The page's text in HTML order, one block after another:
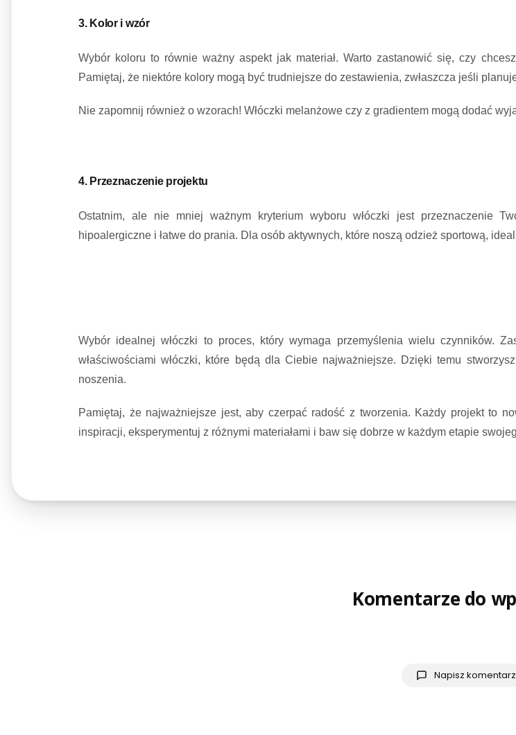
3. Kolor i wzór
Wybór koloru to równie ważny aspekt jak materiał. Warto zastanowić się, czy
Pamiętaj, że niektóre kolory mogą być trudniejsze do zestawienia, zwłaszcza jeśli
Nie zapomnij również o wzorach! Włóczki melanżowe czy z gradientem mogą dodać
4. Przeznaczenie projektu
Ostatnim, ale nie mniej ważnym kryterium wyboru włóczki jest przeznaczenie
hipoalergiczne i łatwe do prania. Dla osób aktywnych, które noszą odzież sportową,
Wybór idealnej włóczki to proces, który wymaga przemyślenia wielu czynników.
właściwościami włóczki, które będą dla Ciebie najważniejsze. Dzięki temu
noszenia.
Pamiętaj, że najważniejsze jest, aby czerpać radość z tworzenia. Każdy projekt to
inspiracji, eksperymentuj z różnymi materiałami i baw się dobrze w każdym etapie
Komentarze do
Napisz komentarz